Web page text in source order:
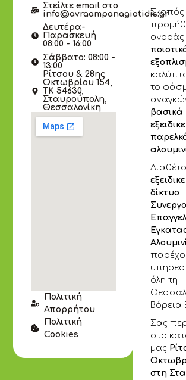
Σκοπός
αγοράς
το
βασικά
δίκτυο
όλη τη
Βόρεια
Σας
στο
μας
στη
Στείλτε email στο
info@avraampanagiotidis.gr
Δευτέρα-
Παρασκευή
08:00 - 16:00
Σάββατο: 08:00 -
13:00
Ρίτσου & 28ης
Οκτωβρίου 154,
ΤΚ 54630,
Σταυρούπολη,
Θεσσαλονίκη
Πολιτική
Απορρήτου
Πολιτική
Cookies